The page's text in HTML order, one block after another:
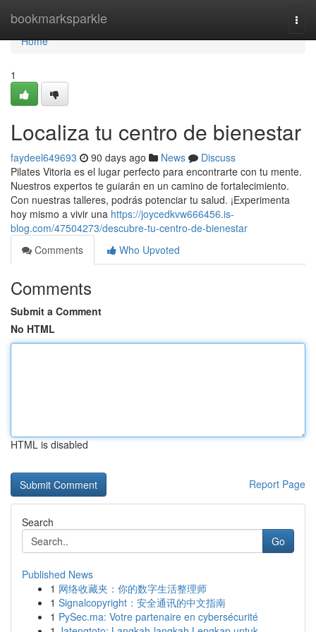
bookmarksparkle
Home
Home
1
Localiza tu centro de bienestar
faydeel649693 90 days ago News
Discuss
Pilates Vitoria es el lugar perfecto para encontrarte con tu mente.
Nuestros expertos te guiarán en un camino de fortalecimiento.
Con nuestras talleres, podrás potenciar tu salud. ¡Experimenta
hoy mismo a vivir una https://joycedkvw666456.is-
blog.com/47504273/descubre-tu-centro-de-bienestar
Comments
Who Upvoted
Comments
Submit a Comment
No HTML
HTML is disabled
Report Page
Search
Go
Published News
1 网络收藏夹：你的数字生活整理师
1 Signalcopyright：安全通讯的中文指南
1 PySec.ma: Votre partenaire en cybersécurité